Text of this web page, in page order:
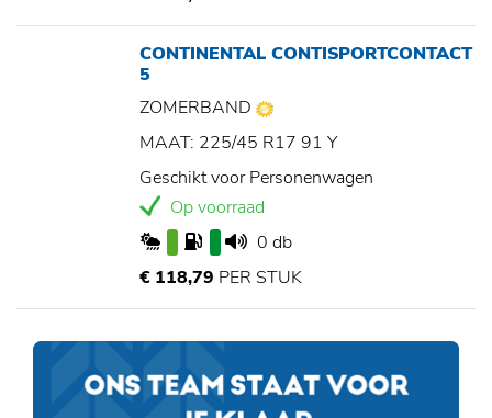
CONTINENTAL CONTISPORTCONTACT
5
ZOMERBAND
MAAT: 225/45 R17 91 Y
Geschikt voor Personenwagen
Op voorraad
0 db
€ 118,79 PER STUK